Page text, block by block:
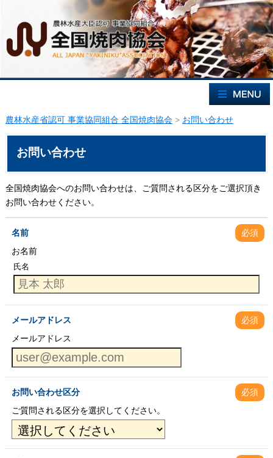
農林水産省認可 事業協同組合 全国焼肉協会 > お問い合わせ
お問い合わせ
全国焼肉協会へのお問い合わせは、ご質問される区分をご選択頂き
お問い合わせください。
名前
必須
お名前
氏名
メールアドレス
必須
メールアドレス
お問い合わせ区分
必須
ご質問される区分を選択してください。